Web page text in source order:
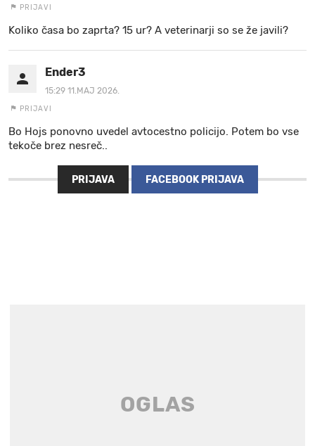
PRIJAVI
Koliko časa bo zaprta? 15 ur? A veterinarji so se že javili?
Ender3
15:29 11.MAJ 2026.
PRIJAVI
Bo Hojs ponovno uvedel avtocestno policijo. Potem bo vse
tekoče brez nesreč..
PRIJAVA FACEBOOK PRIJAVA